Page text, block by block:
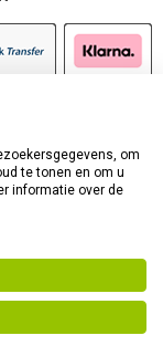
om
te tonen en om u
informatie over de